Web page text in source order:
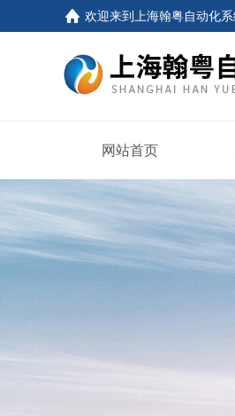
欢迎来到 上海翰粤自动化
网站首页